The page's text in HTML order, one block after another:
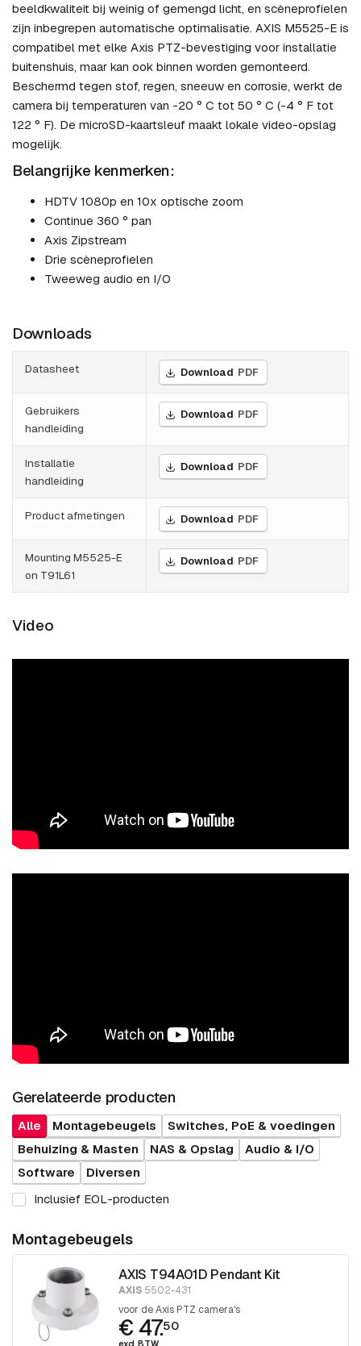
beeldkwaliteit bij weinig of gemengd licht, en scèneprofielen
zijn inbegrepen automatische optimalisatie. AXIS M5525-E is
compatibel met elke Axis PTZ-bevestiging voor installatie
buitenshuis, maar kan ook binnen worden gemonteerd.
Beschermd tegen stof, regen, sneeuw en corrosie, werkt de
camera bij temperaturen van -20 ° C tot 50 ° C (-4 ° F tot
122 ° F). De microSD-kaartsleuf maakt lokale video-opslag
mogelijk.
Belangrijke kenmerken:
HDTV 1080p en 10x optische zoom
Continue 360 ​​° pan
Axis Zipstream
Drie scèneprofielen
Tweeweg audio en I/O
Downloads
Datasheet Download PDF
Gebruikers
handleiding
Download PDF
Installatie
handleiding
Download PDF
Product afmetingen Download PDF
Mounting M5525-E
on T91L61
Download PDF
Video
Gerelateerde producten
Alle Montagebeugels
Switches, PoE & voedingen
Behuizing & Masten
NAS & Opslag
Audio & I/O
Software
Diversen
Inclusief EOL-producten
Montagebeugels
AXIS T94A01D Pendant Kit
AXIS 5502-431
voor de Axis PTZ camera's
€ 47.50